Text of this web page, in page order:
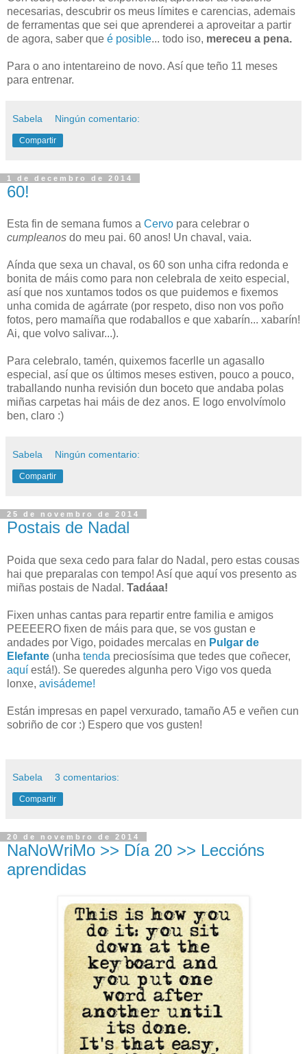
necesarias, descubrir os meus límites e carencias, ademais
de ferramentas que sei que aprenderei a aproveitar a partir
de agora, saber que é posible... todo iso, mereceu a pena.
Para o ano intentareino de novo. Así que teño 11 meses
para entrenar.
Sabela Ningún comentario:
Compartir
1 de decembro de 2014
60!
Esta fin de semana fumos a Cervo para celebrar o
cumpleanos do meu pai. 60 anos! Un chaval, vaia.
Aínda que sexa un chaval, os 60 son unha cifra redonda e
bonita de máis como para non celebrala de xeito especial,
así que nos xuntamos todos os que puidemos e fixemos
unha comida de agárrate (por respeto, diso non vos poño
fotos, pero mamaíña que rodaballos e que xabarín... xabarín!
Ai, que volvo salivar...).
Para celebralo, tamén, quixemos facerlle un agasallo
especial, así que os últimos meses estiven, pouco a pouco,
traballando nunha revisión dun boceto que andaba polas
miñas carpetas hai máis de dez anos. E logo envolvímolo
ben, claro :)
Sabela Ningún comentario:
Compartir
25 de novembro de 2014
Postais de Nadal
Poida que sexa cedo para falar do Nadal, pero estas cousas
hai que preparalas con tempo! Así que aquí vos presento as
miñas postais de Nadal. Tadáaa!
Fixen unhas cantas para repartir entre familia e amigos
PEEEERO fixen de máis para que, se vos gustan e
andades por Vigo, poidades mercalas en Pulgar de
Elefante (unha tenda preciosísima que tedes que coñecer,
aquí está!). Se queredes algunha pero Vigo vos queda
lonxe, avisádeme!
Están impresas en papel verxurado, tamaño A5 e veñen cun
sobriño de cor :) Espero que vos gusten!
Sabela 3 comentarios:
Compartir
20 de novembro de 2014
NaNoWriMo >> Día 20 >> Leccións
aprendidas